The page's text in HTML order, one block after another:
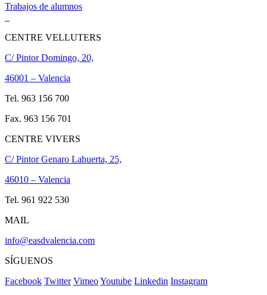
Trabajos de alumnos
CENTRE VELLUTERS
C/ Pintor Domingo, 20,
46001 – Valencia
Tel. 963 156 700
Fax. 963 156 701
CENTRE VIVERS
C/ Pintor Genaro Lahuerta, 25,
46010 – Valencia
Tel. 961 922 530
MAIL
info@easdvalencia.com
SÍGUENOS
Facebook Twitter VimeoYoutube Linkedin Instagram